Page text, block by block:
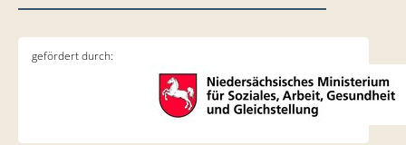
gefördert durch: